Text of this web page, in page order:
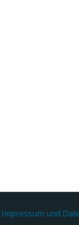
Impressum und